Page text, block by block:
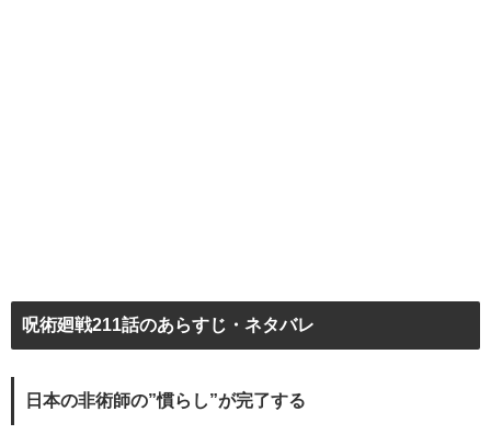
呪術廻戦211話のあらすじ・ネタバレ
日本の非術師の”慣らし”が完了する